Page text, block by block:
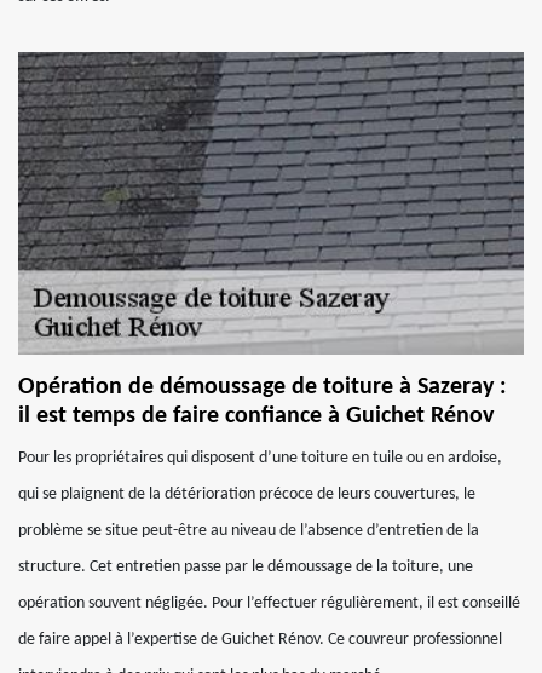
Opération de démoussage de toiture à Sazeray :
il est temps de faire confiance à Guichet Rénov
Pour les propriétaires qui disposent d’une toiture en tuile ou en ardoise,
qui se plaignent de la détérioration précoce de leurs couvertures, le
problème se situe peut-être au niveau de l’absence d’entretien de la
structure. Cet entretien passe par le démoussage de la toiture, une
opération souvent négligée. Pour l’effectuer régulièrement, il est conseillé
de faire appel à l’expertise de Guichet Rénov. Ce couvreur professionnel